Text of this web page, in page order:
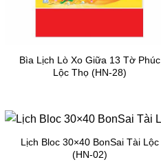
Bìa Lịch Lò Xo Giữa 13 Tờ Phúc
Lộc Thọ (HN-28)
Lịch Bloc 30×40 BonSai Tài Lộc
(HN-02)